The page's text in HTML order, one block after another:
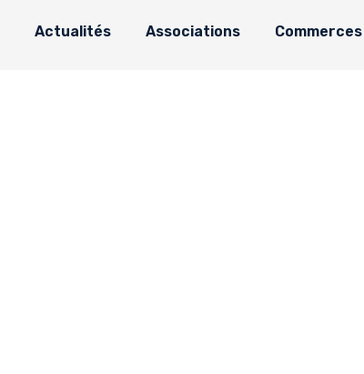
Actualités Associations Commerces